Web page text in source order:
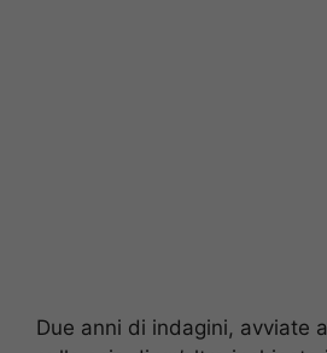
Due anni di indagini, avviate